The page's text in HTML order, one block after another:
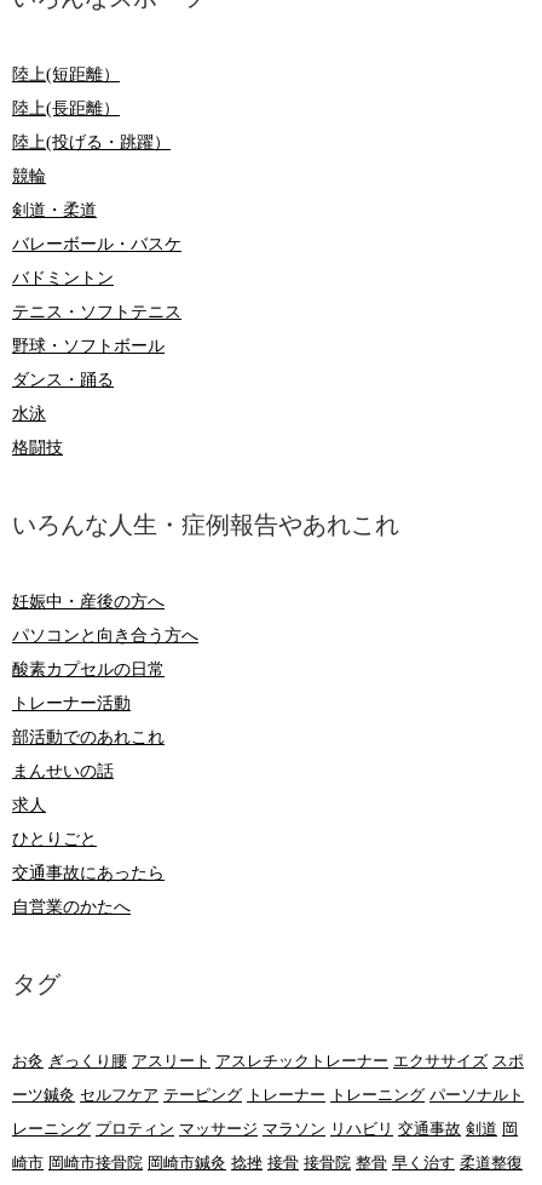
陸上(短距離）
陸上(長距離）
陸上(投げる・跳躍）
競輪
剣道・柔道
バレーボール・バスケ
バドミントン
テニス・ソフトテニス
野球・ソフトボール
ダンス・踊る
水泳
格闘技
いろんな人生・症例報告やあれこれ
妊娠中・産後の方へ
パソコンと向き合う方へ
酸素カプセルの日常
トレーナー活動
部活動でのあれこれ
まんせいの話
求人
ひとりごと
交通事故にあったら
自営業のかたへ
タグ
お灸 ぎっくり腰 アスリート アスレチックトレーナー エクササイズ スポ
ーツ鍼灸 セルフケア テーピング トレーナー トレーニング パーソナルト
レーニング プロティン マッサージ マラソン リハビリ 交通事故 剣道 岡
崎市 岡崎市接骨院 岡崎市鍼灸 捻挫 接骨 接骨院 整骨 早く治す 柔道整復